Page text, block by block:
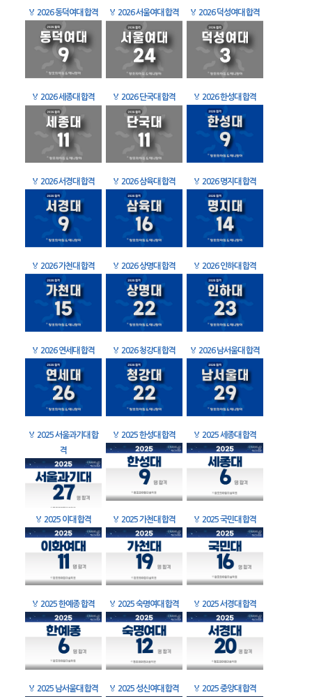
🏅 2026 동덕여대 합격 🏅 2026 서울여대 합격 🏅 2026 덕성여대 합격
🏅 2026 세종대 합격 🏅 2026 단국대 합격 🏅 2026 한성대 합격
🏅 2026 서경대 합격 🏅 2026 삼육대 합격 🏅 2026 명지대 합격
🏅 2026 가천대 합격 🏅 2026 상명대 합격 🏅 2026 인하대 합격
🏅 2026 연세대 합격 🏅 2026 청강대 합격 🏅 2026 남서울대 합격
🏅 2025 서울과기대 합
격
🏅 2025 한성대 합격 🏅 2025 세종대 합격
🏅 2025 이대 합격 🏅 2025 가천대 합격 🏅 2025 국민대 합격
🏅 2025 한예종 합격 🏅 2025 숙명여대 합격 🏅 2025 서경대 합격
🏅 2025 남서울대 합격 🏅 2025 성신여대 합격 🏅 2025 중앙대 합격